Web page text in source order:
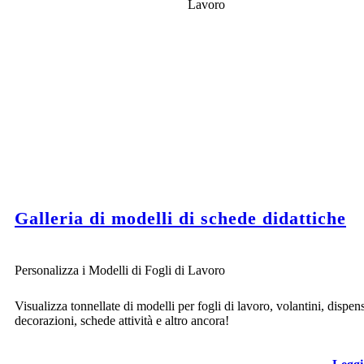
Galleria di modelli di schede didattiche
Personalizza i Modelli di Fogli di Lavoro
Visualizza tonnellate di modelli per fogli di lavoro, volantini,
decorazioni, schede attività e altro ancora!